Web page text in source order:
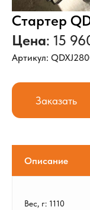
Стартер
Цена: 15
Артикул:
Заказать
Вес, г: 1110